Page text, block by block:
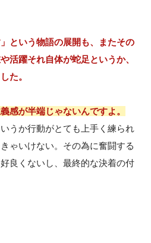
という物語の展開も、またその
活躍それ自体が蛇足というか、
た。
感が半端じゃないんですよ。
うか行動がとても上手く練られ
ゃいけない。その為に奮闘する
良くないし、最終的な決着の付